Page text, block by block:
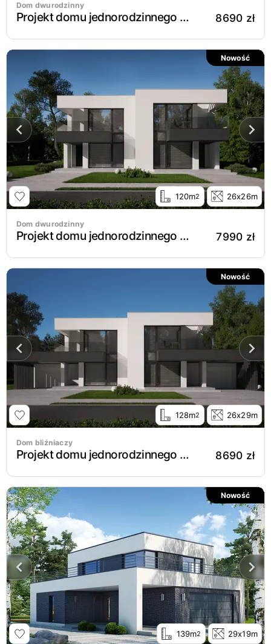
Dom dwurodzinny
Projekt domu jednorodzinnego New House 744 D G1 8690 zł
Nowość
120m2 26x26m
Dom dwurodzinny
Projekt domu jednorodzinnego New House 744 B 7990 zł
Nowość
128m2 26x29m
Dom bliźniaczy
Projekt domu jednorodzinnego New House 744 B G1 8690 zł
Nowość
139m2 29x19m